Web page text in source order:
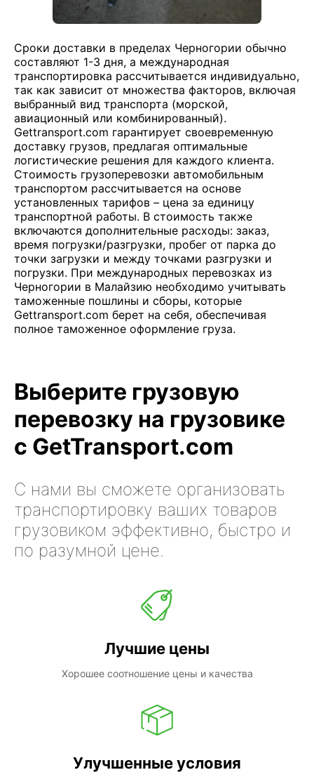
Сроки доставки в пределах Черногории обычно
составляют 1-3 дня, а международная
транспортировка рассчитывается индивидуально,
так как зависит от множества факторов, включая
выбранный вид транспорта (морской,
авиационный или комбинированный).
Gettransport.com гарантирует своевременную
доставку грузов, предлагая оптимальные
логистические решения для каждого клиента.
Стоимость грузоперевозки автомобильным
транспортом рассчитывается на основе
установленных тарифов – цена за единицу
транспортной работы. В стоимость также
включаются дополнительные расходы: заказ,
время погрузки/разгрузки, пробег от парка до
точки загрузки и между точками разгрузки и
погрузки. При международных перевозках из
Черногории в Малайзию необходимо учитывать
таможенные пошлины и сборы, которые
Gettransport.com берет на себя, обеспечивая
полное таможенное оформление груза.
Выберите грузовую
перевозку на грузовике
с GetTransport.com
С нами вы сможете организовать
транспортировку ваших товаров
грузовиком эффективно, быстро и
по разумной цене.
Лучшие цены
Хорошее соотношение цены и качества
Улучшенные условия